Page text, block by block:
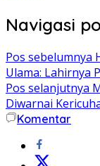
Navigasi
Pos sebelumnya
Ulama: Lahirnya
Pos selanjutnya
Diwarnai
Komentar